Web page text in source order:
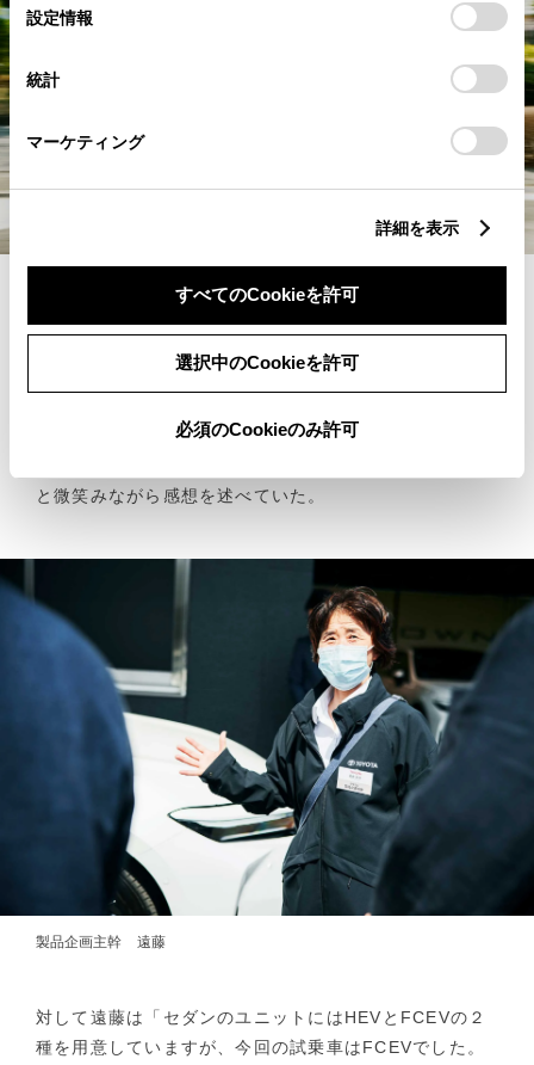
るとCookie(クッキー)に同意したこととなります。
「すべてのCookieを許可」をクリックすることで、お客様の
デバイスにすべてのCookie(クッキー)が保存されることに同
設定の変更、同意を撤回したりするにあたっては、当社の「
」をご覧ください。
選
択
設定情報
統計
マーケティング
詳細を表示
すべてのCookieを許可
選択中のCookieを許可
必須のCookieのみ許可
を乗り比べてみたら、圧倒的にセダンの乗り心地が良く
覚の走りがとても印象に残りました。どのモデルにしよ
と微笑みながら感想を述べていた。
製品企画主幹 遠藤
対して遠藤は「セダンのユニットにはHEVとFCEVの２
種を用意していますが、今回の試乗車はFCEVでした。